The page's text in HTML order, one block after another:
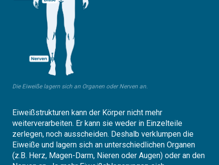
Die Eiweiße lagern sich an Organen oder Nerven an.
Eiweißstrukturen kann der Körper nicht mehr
weiterverarbeiten. Er kann sie weder in Einzelteile
zerlegen, noch ausscheiden. Deshalb verklumpen die
Eiweiße und lagern sich an unterschiedlichen Organen
(z.B. Herz, Magen-Darm, Nieren oder Augen) oder an den